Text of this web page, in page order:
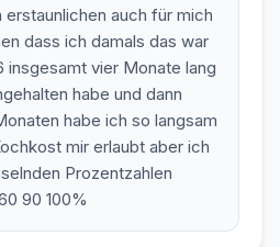
auch für mich
dass ich damals das war
insgesamt vier Monate lang
habe und dann
habe ich so langsam
mir erlaubt aber ich
Prozentzahlen
90 100%